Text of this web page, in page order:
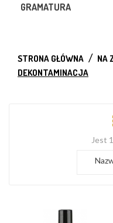
GRAMATURA
STRONA GŁÓWNA NA
DEKONTAMINACJA
Jest